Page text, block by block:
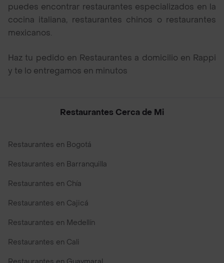
puedes encontrar restaurantes especializados en la
cocina italiana, restaurantes chinos o restaurantes
mexicanos.
Haz tu pedido en Restaurantes a domicilio en Rappi
y te lo entregamos en minutos
Restaurantes Cerca de Mi
Restaurantes en Bogotá
Restaurantes en Barranquilla
Restaurantes en Chía
Restaurantes en Cajicá
Restaurantes en Medellín
Restaurantes en Cali